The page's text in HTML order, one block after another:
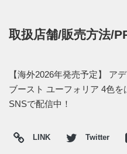
も押し出した、従来のレー
フォリア)"は、その
ORIGINALS(アディダス オ
域へと引き寄せたニューフ
厚みあるミッドソールを主
取扱店舗/販売方法/
【海外2026年発売予定】 ア
ブースト ユーフォリア 4色
SNSで配信中！
LINK Twitter